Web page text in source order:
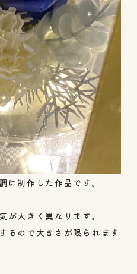
に制作した作品です。
が大きく異なります。
るので大きさが限られます